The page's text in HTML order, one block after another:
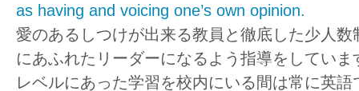
as having and voicing one’s own opinion.
愛のあるしつけが出来る教員と徹底した少人数
にあふれたリーダーになるよう指導をしていま
レベルにあった学習を校内にいる間は常に英語